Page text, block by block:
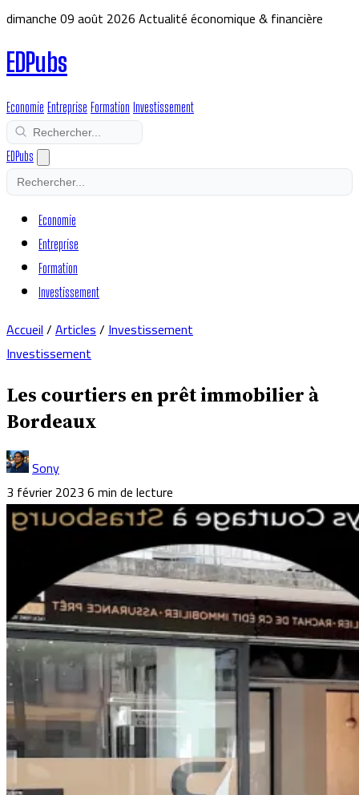
dimanche 09 août 2026Actualité économique & financière
EDPubs
Economie Entreprise Formation Investissement
EDPubs
Economie
Entreprise
Formation
Investissement
Accueil/Articles/Investissement
Investissement
Les courtiers en prêt immobilier à
Bordeaux
Sony
3 février 20236 min de lecture